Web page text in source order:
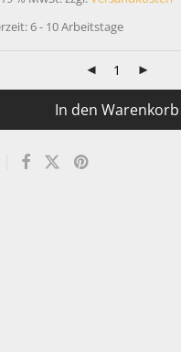
6 - 10 Arbeitstage
In den Warenkorb